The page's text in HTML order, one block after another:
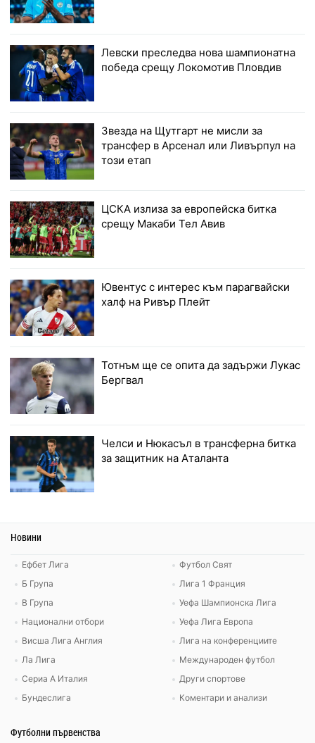
Левски преследва нова шампионатна
победа срещу Локомотив Пловдив
Звезда на Щутгарт не мисли за
трансфер в Арсенал или Ливърпул на
този етап
ЦСКА излиза за европейска битка
срещу Макаби Тел Авив
Ювентус с интерес към парагвайски
халф на Ривър Плейт
Тотнъм ще се опита да задържи Лукас
Бергвал
Челси и Нюкасъл в трансферна битка
за защитник на Аталанта
Новини
Ефбет Лига
Б Група
В Група
Национални отбори
Висша Лига Англия
Ла Лига
Сериа А Италия
Бундеслига
Футбол Свят
Лига 1 Франция
Уефа Шампионска Лига
Уефа Лига Европа
Лига на конференциите
Международен футбол
Други спортове
Коментари и анализи
Футболни първенства